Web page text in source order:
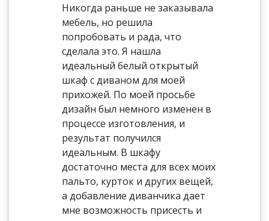
Никогда раньше не заказывала
мебель, но решила
попробовать и рада, что
сделала это. Я нашла
идеальный белый открытый
шкаф с диваном для моей
прихожей. По моей просьбе
дизайн был немного изменен в
процессе изготовления, и
результат получился
идеальным. В шкафу
достаточно места для всех моих
пальто, курток и других вещей,
а добавление диванчика дает
мне возможность присесть и